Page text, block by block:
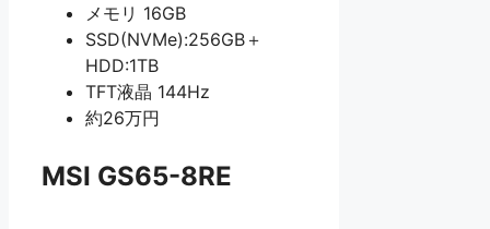
メモリ 16GB
SSD(NVMe):256GB＋
HDD:1TB
TFT液晶 144Hz
約26万円
MSI GS65-8RE